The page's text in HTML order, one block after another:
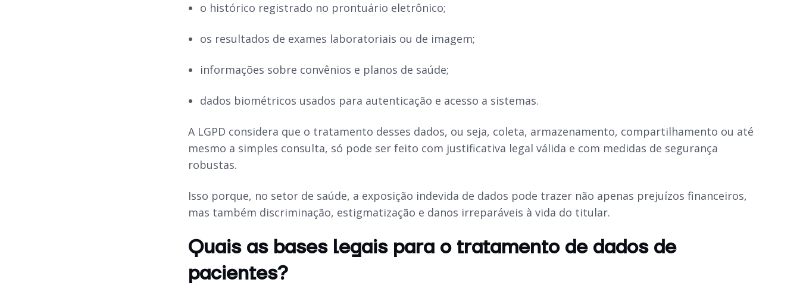
o histórico registrado no prontuário eletrônico;
os resultados de exames laboratoriais ou de imagem;
informações sobre convênios e planos de saúde;
dados biométricos usados para autenticação e acesso a sistemas.
A LGPD considera que o tratamento desses dados, ou seja, coleta, armazenamento, compartilhamento ou até
mesmo a simples consulta, só pode ser feito com justificativa legal válida e com medidas de segurança
robustas.
Isso porque, no setor de saúde, a exposição indevida de dados pode trazer não apenas prejuízos financeiros,
mas também discriminação, estigmatização e danos irreparáveis à vida do titular.
Quais as bases legais para o tratamento de dados de
pacientes?